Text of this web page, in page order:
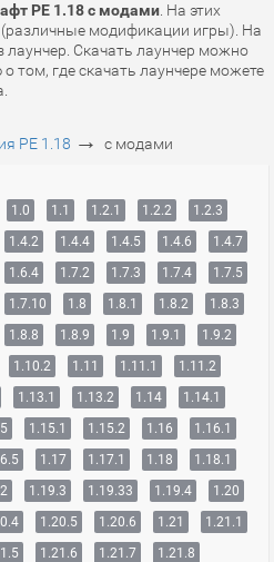
PE 1.18 с модами . На этих
модификации игры). На
лаунчер. Скачать лаунчер можно
том, где скачать лаунчере можете
PE 1.18 → с модами
1.0 1.1 1.2.1 1.2.2
1.2.3
1.4.2 1.4.4 1.4.5 1.4.6
1.4.7
1.6.4 1.7.2 1.7.3 1.7.4
1.7.5
1.7.10 1.8 1.8.1 1.8.2
1.8.3
1.8.8 1.8.9 1.9 1.9.1
1.9.2
1.10.2 1.11 1.11.1
1.11.2
1.13.1 1.13.2 1.14
1.14.1
1.15.1 1.15.2 1.16
1.16.1
1.17 1.17.1 1.18
1.18.1
1.19.3 1.19.33 1.19.4
1.20
1.20.5 1.20.6 1.21
1.21.1
1.21.6 1.21.7
1.21.8